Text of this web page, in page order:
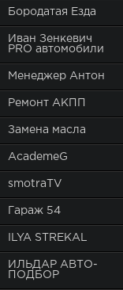
Бородатая Езда
Иван Зенкевич
PRO автомобили
Менеджер Антон
Ремонт АКПП
Замена масла
AcademeG
smotraTV
Гараж 54
ILYA STREKAL
ИЛЬДАР АВТО-
ПОДБОР